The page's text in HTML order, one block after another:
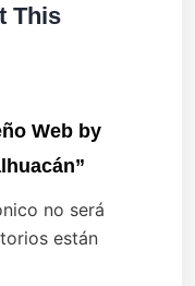
This
Web by
no será
están